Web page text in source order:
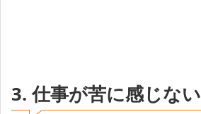
3. 仕事が苦に感じない